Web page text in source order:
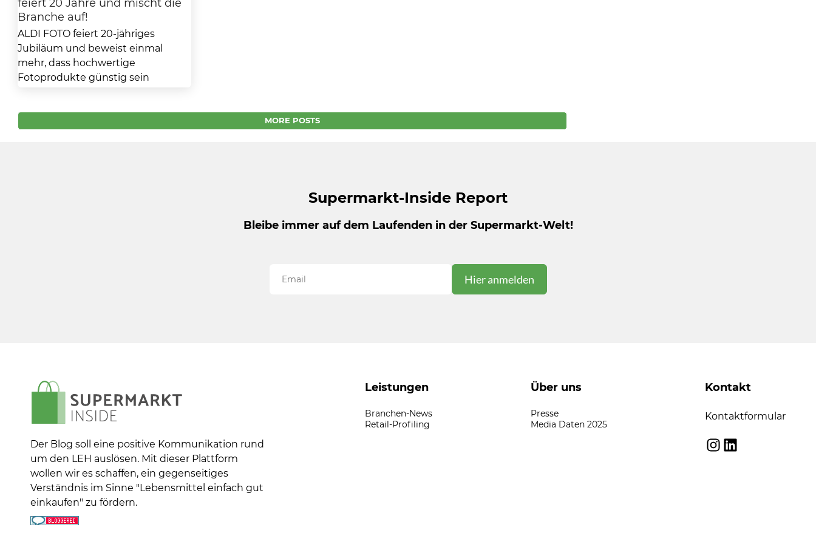
Branche auf!
ALDI FOTO feiert 20-jähriges
Jubiläum und beweist einmal
mehr, dass hochwertige
Fotoprodukte günstig sein
MORE POSTS
Supermarkt-Inside Report
Bleibe immer auf dem Laufenden in der Supermarkt-Welt!
Der Blog soll eine positive Kommunikation rund
um den LEH auslösen. Mit dieser Plattform
wollen wir es schaffen, ein gegenseitiges
Verständnis im Sinne "Lebensmittel einfach gut
einkaufen" zu fördern.
Leistungen
Branchen-News
Retail-Profiling
Über uns
Presse
Media Daten 2025
Kontakt
Kontaktformular
Instagram
LinkedIn